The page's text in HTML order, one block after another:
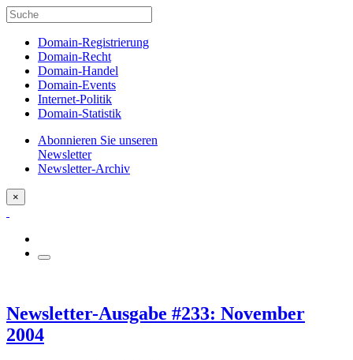
Domain-Registrierung
Domain-Recht
Domain-Handel
Domain-Events
Internet-Politik
Domain-Statistik
Abonnieren Sie unseren
Newsletter
Newsletter-Archiv
×
Newsletter-Ausgabe #233: November
2004